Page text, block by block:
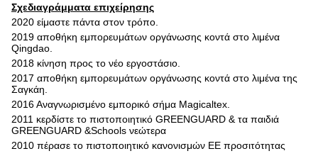
Σχεδιαγράμματα επιχείρησης
2020 είμαστε πάντα στον τρόπο.
2019 αποθήκη εμπορευμάτων οργάνωσης κοντά στο λιμένα
Qingdao.
2018 κίνηση προς το νέο εργοστάσιο.
2017 αποθήκη εμπορευμάτων οργάνωσης κοντά στο λιμένα της
Σαγκάη.
2016 Αναγνωρισμένο εμπορικό σήμα Magicaltex.
2011 κερδίστε το πιστοποιητικό GREENGUARD & τα παιδιά
GREENGUARD &Schools νεώτερα
2010 πέρασε το πιστοποιητικό κανονισμών ΕΕ προσιτότητας